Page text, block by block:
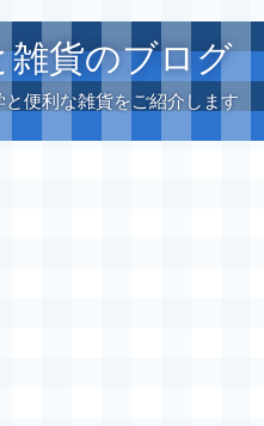
雑貨のブログ
と便利な雑貨をご紹介します